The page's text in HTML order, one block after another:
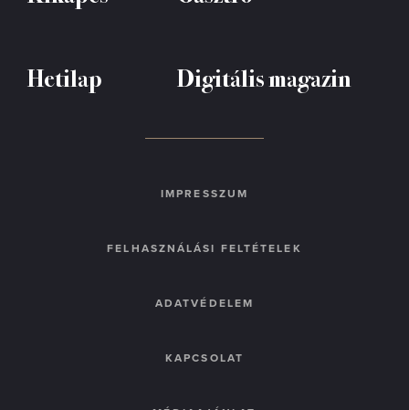
Hetilap Digitális magazin
IMPRESSZUM
FELHASZNÁLÁSI FELTÉTELEK
ADATVÉDELEM
KAPCSOLAT